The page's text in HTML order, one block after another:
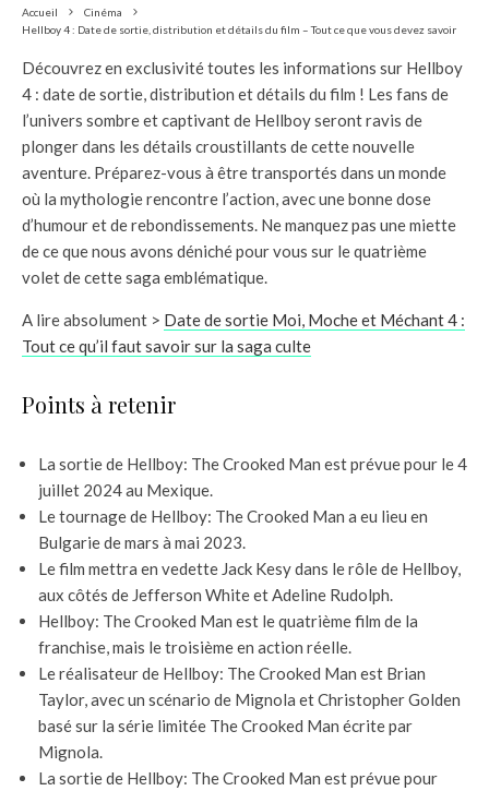
Accueil
Cinéma
Hellboy 4 : Date de sortie, distribution et détails du film – Tout ce que vous devez savoir
Découvrez en exclusivité toutes les informations sur Hellboy
4 : date de sortie, distribution et détails du film ! Les fans de
l’univers sombre et captivant de Hellboy seront ravis de
plonger dans les détails croustillants de cette nouvelle
aventure. Préparez-vous à être transportés dans un monde
où la mythologie rencontre l’action, avec une bonne dose
d’humour et de rebondissements. Ne manquez pas une miette
de ce que nous avons déniché pour vous sur le quatrième
volet de cette saga emblématique.
A lire absolument > Date de sortie Moi, Moche et Méchant 4 :
Tout ce qu’il faut savoir sur la saga culte
Points à retenir
La sortie de Hellboy: The Crooked Man est prévue pour le 4
juillet 2024 au Mexique.
Le tournage de Hellboy: The Crooked Man a eu lieu en
Bulgarie de mars à mai 2023.
Le film mettra en vedette Jack Kesy dans le rôle de Hellboy,
aux côtés de Jefferson White et Adeline Rudolph.
Hellboy: The Crooked Man est le quatrième film de la
franchise, mais le troisième en action réelle.
Le réalisateur de Hellboy: The Crooked Man est Brian
Taylor, avec un scénario de Mignola et Christopher Golden
basé sur la série limitée The Crooked Man écrite par
Mignola.
La sortie de Hellboy: The Crooked Man est prévue pour